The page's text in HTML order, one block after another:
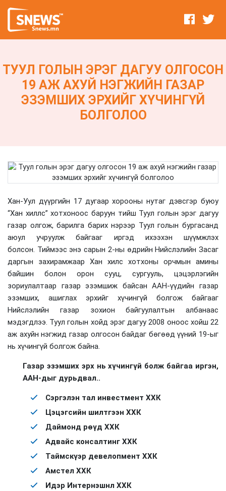
ТУУЛ ГОЛЫН ЭРЭГ ДАГУУ ОЛГОСОН
19 АЖ АХУЙ НЭГЖИЙН ГАЗАР
ЭЗЭМШИХ ЭРХИЙГ ХҮЧИНГҮЙ
БОЛГОЛОО
Хан-Уул дүүргийн 17 дугаар хорооны нутаг дэвсгэр буюу
“Хан хиллс” хотхоноос баруун тийш Туул голын эрэг дагуу
газар олгож, барилга барих нэрээр Туул голын бургасанд
аюул учруулж байгааг иргэд ихээхэн шүүмжлэх
болсон. Тиймээс энэ сарын 2-ны өдрийн Нийслэлийн Засаг
даргын захирамжаар Хан хилс хотхоны орчмын амины
байшин болон орон сууц, сургууль, цэцэрлэгийн
зориулалтаар газар эзэмшиж байсан ААН-үүдийн газар
эзэмших, ашиглах эрхийг хүчингүй болгож байгааг
Нийслэлийн газар зохион байгуулалтын албанаас
мэдэгдлээ. Туул голын хойд эрэг дагуу 2008 оноос хойш 22
аж ахуйн нэгжид газар олгосон байдаг бөгөөд үүний 19-ыг
нь хүчингүй болгож байна.
Газар эзэмших эрх нь хүчингүй болж байгаа иргэн,
ААН-дыг дурьдвал..
Сэргэлэн тал инвестмент ХХК
Цэцэгсийн шилтгээн ХХК
Даймонд рөүд ХХК
Адвайс консалтинг ХХК
Таймскүэр девелопмент ХХК
Амстел ХХК
Идэр Интернэшнл ХХК